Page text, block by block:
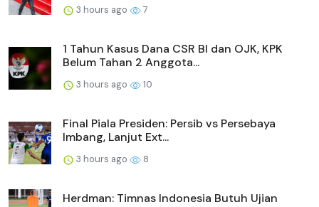
3 hours ago 7
1 Tahun Kasus Dana CSR BI dan OJK, KPK
Belum Tahan 2 Anggota...
3 hours ago 10
Final Piala Presiden: Persib vs Persebaya
Imbang, Lanjut Ext...
3 hours ago 8
Herdman: Timnas Indonesia Butuh Ujian